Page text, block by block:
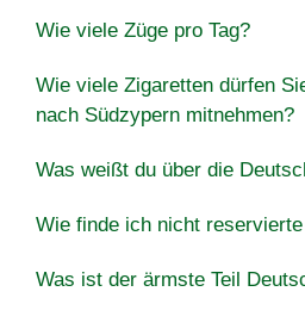
Wie viele Züge pro Tag?
Wie viele Zigaretten dürfen
nach Südzypern mitnehmen?
Was weißt du über die
Wie finde ich nicht
Was ist der ärmste Teil